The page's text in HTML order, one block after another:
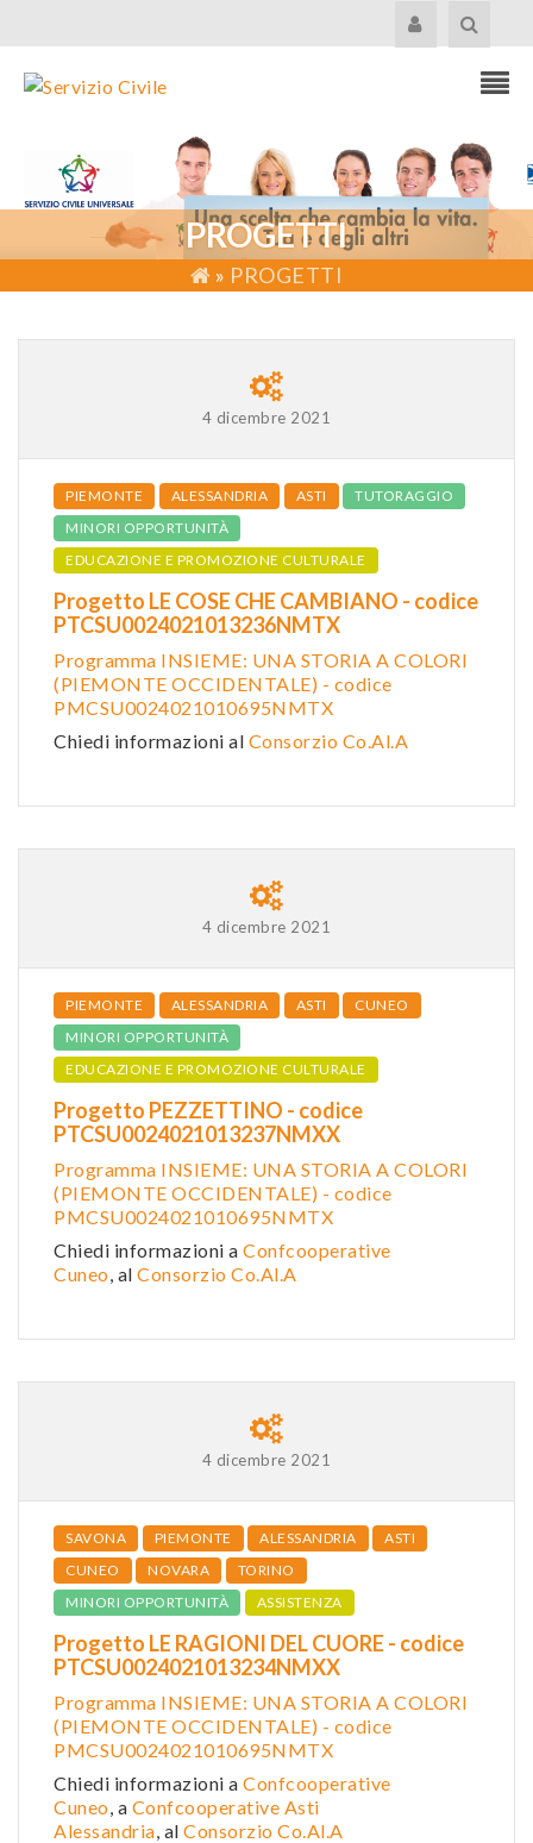
PROGETTI
» PROGETTI
4 dicembre 2021
PIEMONTE ALESSANDRIA ASTI
TUTORAGGIO
MINORI OPPORTUNITÀ
EDUCAZIONE E PROMOZIONE CULTURALE
Progetto LE COSE CHE CAMBIANO - codice
PTCSU0024021013236NMTX
Programma INSIEME: UNA STORIA A COLORI
(PIEMONTE OCCIDENTALE) - codice
PMCSU0024021010695NMTX
Chiedi informazioni al Consorzio Co.Al.A
4 dicembre 2021
PIEMONTE ALESSANDRIA ASTI
CUNEO
MINORI OPPORTUNITÀ
EDUCAZIONE E PROMOZIONE CULTURALE
Progetto PEZZETTINO - codice
PTCSU0024021013237NMXX
Programma INSIEME: UNA STORIA A COLORI
(PIEMONTE OCCIDENTALE) - codice
PMCSU0024021010695NMTX
Chiedi informazioni a Confcooperative
Cuneo, al Consorzio Co.Al.A
4 dicembre 2021
SAVONA PIEMONTE ALESSANDRIA
ASTI
CUNEO
NOVARA
TORINO
MINORI OPPORTUNITÀ
ASSISTENZA
Progetto LE RAGIONI DEL CUORE - codice
PTCSU0024021013234NMXX
Programma INSIEME: UNA STORIA A COLORI
(PIEMONTE OCCIDENTALE) - codice
PMCSU0024021010695NMTX
Chiedi informazioni a Confcooperative
Cuneo, a Confcooperative Asti
Alessandria, al Consorzio Co.Al.A